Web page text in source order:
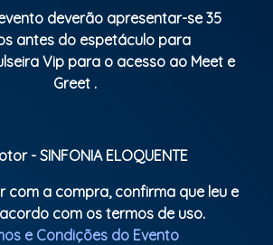
deverão apresentar-se 35
antes do espetáculo para
Vip para o acesso ao Meet e
Greet .
- SINFONIA ELOQUENTE
com a compra, confirma que leu e
com os termos de uso.
e Condições do Evento